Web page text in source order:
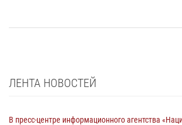
ЛЕНТА НОВОСТЕЙ
В пресс-центре информационного агентства